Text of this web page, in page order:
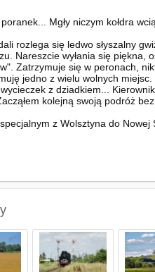
poranek... Mgły niczym kołdra
rozlega się ledwo słyszalny
Nareszcie wyłania się piękna,
Zatrzymuje się w peronach,
jedno z wielu wolnych
z dziadkiem...
kolejną swoją podróż
z Wolsztyna do